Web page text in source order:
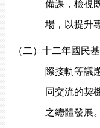
備課，檢視
場，以提升
（二）十二年國民
際接軌等議
同交流的契
之總體發展。